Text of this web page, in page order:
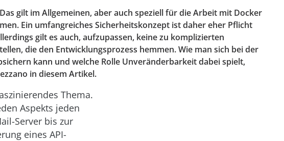
gilt im Allgemeinen, aber auch speziell für die Arbeit mit Docker
Ein umfangreiches Sicherheitskonzept ist daher eher Pflicht
gilt es auch, aufzupassen, keine zu komplizierten
die den Entwicklungsprozess hemmen. Wie man sich bei der
kann und welche Rolle Unveränderbarkeit dabei spielt,
in diesem Artikel.
Thema.
Aspekts jeden
Server bis zur
eines API-